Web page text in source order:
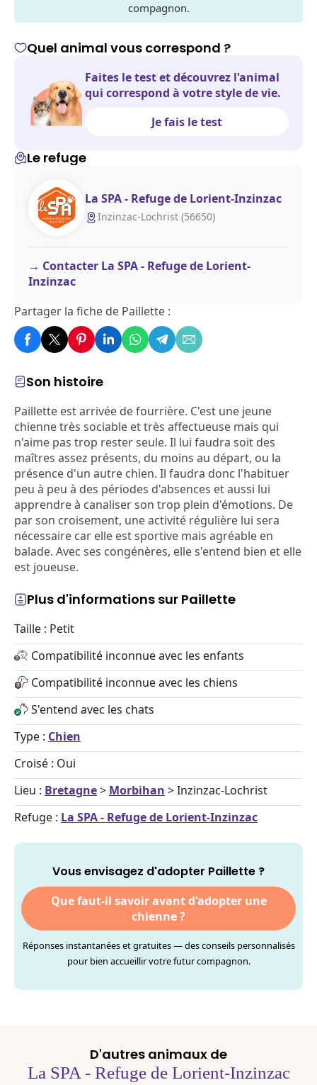
compagnon.
Son histoire
Paillette est arrivée de fourrière. C'est une jeune
chienne très sociable et très affectueuse mais qui
n'aime pas trop rester seule. Il lui faudra soit des
maîtres assez présents, du moins au départ, ou la
présence d'un autre chien. Il faudra donc l'habituer
peu à peu à des périodes d'absences et aussi lui
apprendre à canaliser son trop plein d'émotions. De
par son croisement, une activité régulière lui sera
nécessaire car elle est sportive mais agréable en
balade. Avec ses congénères, elle s'entend bien et elle
est joueuse.
Plus d'informations sur Paillette
Taille : Petit
Compatibilité inconnue avec les enfants
Compatibilité inconnue avec les chiens
S'entend avec les chats
Type : Chien
Croisé : Oui
Lieu : Bretagne> Morbihan > Inzinzac-Lochrist
Refuge : La SPA - Refuge de Lorient-Inzinzac
Vous envisagez d'adopter Paillette ?
Que faut-il savoir avant d'adopter une
chienne ?
Réponses instantanées et gratuites — des conseils personnalisés
pour bien accueillir votre futur compagnon.
Quel animal vous correspond ?
Faites le test et découvrez l'animal
qui correspond à votre style de vie.
Je fais le test
Le refuge
La SPA - Refuge de Lorient-Inzinzac
Inzinzac-Lochrist (56650)
Contacter La SPA - Refuge de Lorient-
Inzinzac
Partager la fiche de Paillette :
D'autres animaux de
La SPA - Refuge de Lorient-Inzinzac